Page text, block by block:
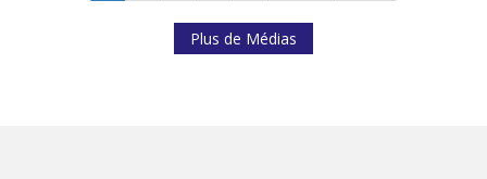
Plus de Médias